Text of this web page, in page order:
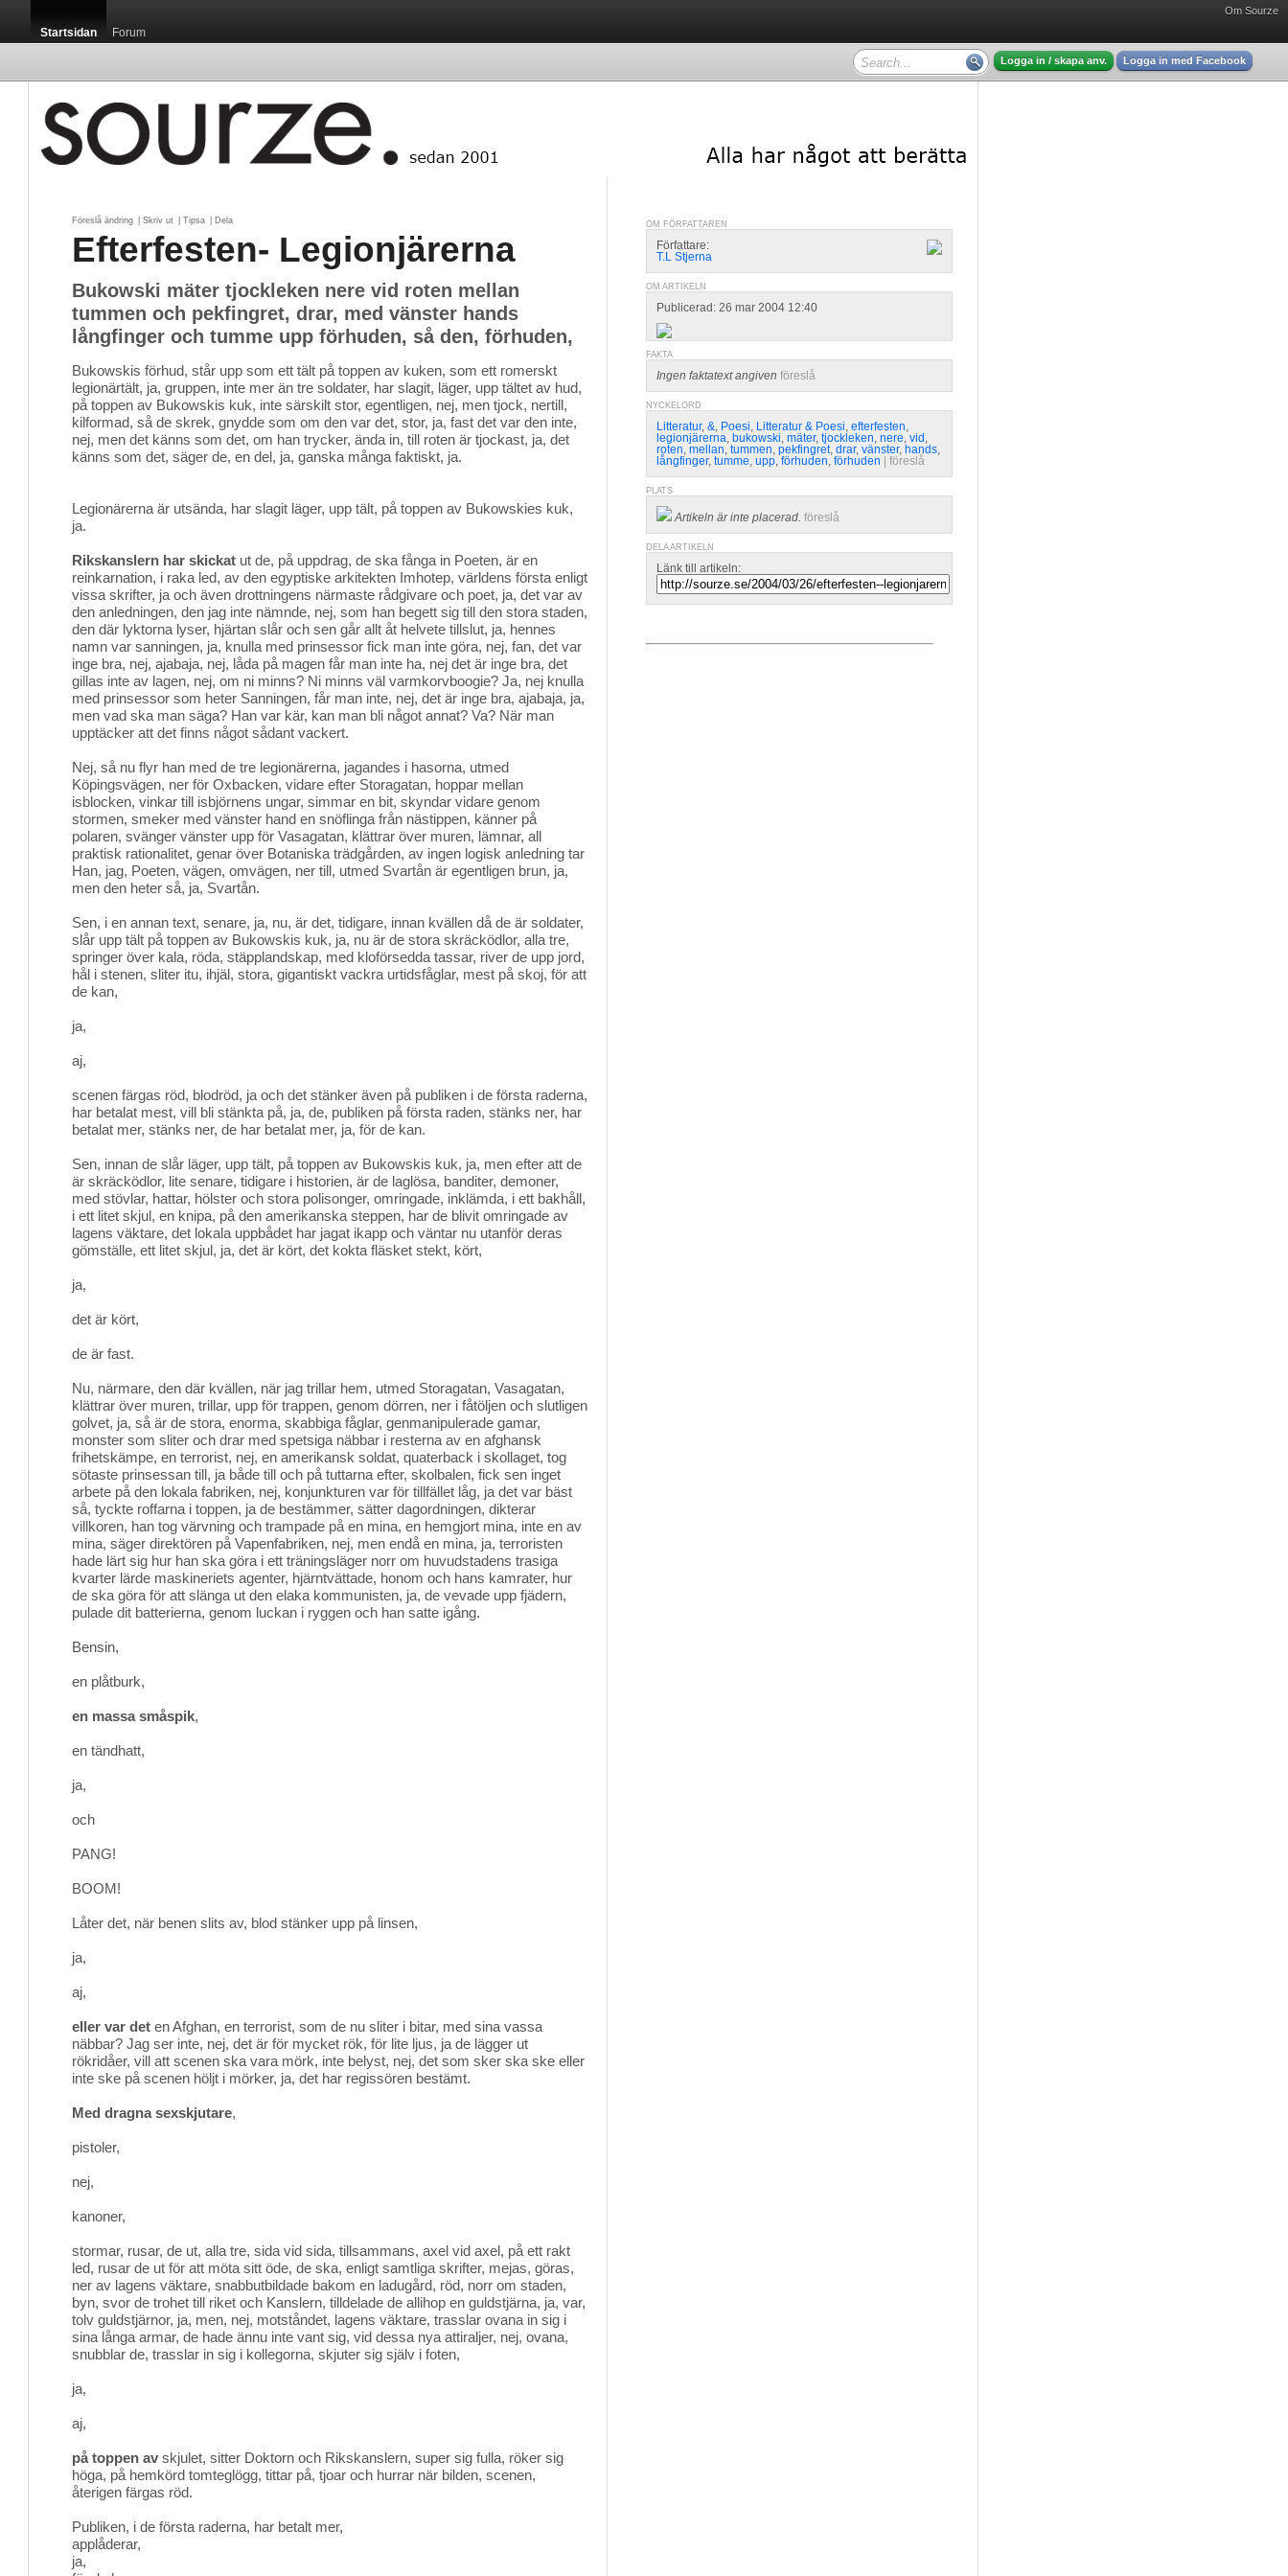
Om Sourze
Startsidan Forum
Logga in / skapa anv. Logga in med Facebook
Föreslå ändring Skriv ut Tipsa Dela
Efterfesten- Legionjärerna
Bukowski mäter tjockleken nere vid roten mellan
tummen och pekfingret, drar, med vänster hands
långfinger och tumme upp förhuden, så den, förhuden,
Bukowskis förhud, står upp som ett tält på toppen av kuken, som ett romerskt
legionärtält, ja, gruppen, inte mer än tre soldater, har slagit, läger, upp tältet av hud,
på toppen av Bukowskis kuk, inte särskilt stor, egentligen, nej, men tjock, nertill,
kilformad, så de skrek, gnydde som om den var det, stor, ja, fast det var den inte,
nej, men det känns som det, om han trycker, ända in, till roten är tjockast, ja, det
känns som det, säger de, en del, ja, ganska många faktiskt, ja.
Legionärerna är utsända, har slagit läger, upp tält, på toppen av Bukowskies kuk,
ja.
Rikskanslern har skickat ut de, på uppdrag, de ska fånga in Poeten, är en
reinkarnation, i raka led, av den egyptiske arkitekten Imhotep, världens första enligt
vissa skrifter, ja och även drottningens närmaste rådgivare och poet, ja, det var av
den anledningen, den jag inte nämnde, nej, som han begett sig till den stora staden,
den där lyktorna lyser, hjärtan slår och sen går allt åt helvete tillslut, ja, hennes
namn var sanningen, ja, knulla med prinsessor fick man inte göra, nej, fan, det var
inge bra, nej, ajabaja, nej, låda på magen får man inte ha, nej det är inge bra, det
gillas inte av lagen, nej, om ni minns? Ni minns väl varmkorvboogie? Ja, nej knulla
med prinsessor som heter Sanningen, får man inte, nej, det är inge bra, ajabaja, ja,
men vad ska man säga? Han var kär, kan man bli något annat? Va? När man
upptäcker att det finns något sådant vackert.
Nej, så nu flyr han med de tre legionärerna, jagandes i hasorna, utmed
Köpingsvägen, ner för Oxbacken, vidare efter Storagatan, hoppar mellan
isblocken, vinkar till isbjörnens ungar, simmar en bit, skyndar vidare genom
stormen, smeker med vänster hand en snöflinga från nästippen, känner på
polaren, svänger vänster upp för Vasagatan, klättrar över muren, lämnar, all
praktisk rationalitet, genar över Botaniska trädgården, av ingen logisk anledning tar
Han, jag, Poeten, vägen, omvägen, ner till, utmed Svartån är egentligen brun, ja,
men den heter så, ja, Svartån.
Sen, i en annan text, senare, ja, nu, är det, tidigare, innan kvällen då de är soldater,
slår upp tält på toppen av Bukowskis kuk, ja, nu är de stora skräcködlor, alla tre,
springer över kala, röda, stäpplandskap, med kloförsedda tassar, river de upp jord,
hål i stenen, sliter itu, ihjäl, stora, gigantiskt vackra urtidsfåglar, mest på skoj, för att
de kan,
ja,
aj,
scenen färgas röd, blodröd, ja och det stänker även på publiken i de första raderna,
har betalat mest, vill bli stänkta på, ja, de, publiken på första raden, stänks ner, har
betalat mer, stänks ner, de har betalat mer, ja, för de kan.
Sen, innan de slår läger, upp tält, på toppen av Bukowskis kuk, ja, men efter att de
är skräcködlor, lite senare, tidigare i historien, är de laglösa, banditer, demoner,
med stövlar, hattar, hölster och stora polisonger, omringade, inklämda, i ett bakhåll,
i ett litet skjul, en knipa, på den amerikanska steppen, har de blivit omringade av
lagens väktare, det lokala uppbådet har jagat ikapp och väntar nu utanför deras
gömställe, ett litet skjul, ja, det är kört, det kokta fläsket stekt, kört,
ja,
det är kört,
de är fast.
Nu, närmare, den där kvällen, när jag trillar hem, utmed Storagatan, Vasagatan,
klättrar över muren, trillar, upp för trappen, genom dörren, ner i fåtöljen och slutligen
golvet, ja, så är de stora, enorma, skabbiga fåglar, genmanipulerade gamar,
monster som sliter och drar med spetsiga näbbar i resterna av en afghansk
frihetskämpe, en terrorist, nej, en amerikansk soldat, quaterback i skollaget, tog
sötaste prinsessan till, ja både till och på tuttarna efter, skolbalen, fick sen inget
arbete på den lokala fabriken, nej, konjunkturen var för tillfället låg, ja det var bäst
så, tyckte roffarna i toppen, ja de bestämmer, sätter dagordningen, dikterar
villkoren, han tog värvning och trampade på en mina, en hemgjort mina, inte en av
mina, säger direktören på Vapenfabriken, nej, men endå en mina, ja, terroristen
hade lärt sig hur han ska göra i ett träningsläger norr om huvudstadens trasiga
kvarter lärde maskineriets agenter, hjärntvättade, honom och hans kamrater, hur
de ska göra för att slänga ut den elaka kommunisten, ja, de vevade upp fjädern,
pulade dit batterierna, genom luckan i ryggen och han satte igång.
Bensin,
en plåtburk,
en massa småspik,
en tändhatt,
ja,
och
PANG!
BOOM!
Låter det, när benen slits av, blod stänker upp på linsen,
ja,
aj,
eller var det en Afghan, en terrorist, som de nu sliter i bitar, med sina vassa
näbbar? Jag ser inte, nej, det är för mycket rök, för lite ljus, ja de lägger ut
rökridåer, vill att scenen ska vara mörk, inte belyst, nej, det som sker ska ske eller
inte ske på scenen höljt i mörker, ja, det har regissören bestämt.
Med dragna sexskjutare,
pistoler,
nej,
kanoner,
stormar, rusar, de ut, alla tre, sida vid sida, tillsammans, axel vid axel, på ett rakt
led, rusar de ut för att möta sitt öde, de ska, enligt samtliga skrifter, mejas, göras,
ner av lagens väktare, snabbutbildade bakom en ladugård, röd, norr om staden,
byn, svor de trohet till riket och Kanslern, tilldelade de allihop en guldstjärna, ja, var,
tolv guldstjärnor, ja, men, nej, motståndet, lagens väktare, trasslar ovana in sig i
sina långa armar, de hade ännu inte vant sig, vid dessa nya attiraljer, nej, ovana,
snubblar de, trasslar in sig i kollegorna, skjuter sig själv i foten,
ja,
aj,
på toppen av skjulet, sitter Doktorn och Rikskanslern, super sig fulla, röker sig
höga, på hemkörd tomteglögg, tittar på, tjoar och hurrar när bilden, scenen,
återigen färgas röd.
Publiken, i de första raderna, har betalt mer,
applåderar,
ja,
OM FÖRFATTAREN
Författare:
T.L Stjerna
OM ARTIKELN
Publicerad: 26 mar 2004 12:40
FAKTA
Ingen faktatext angiven föreslå
NYCKELORD
Litteratur, &, Poesi, Litteratur & Poesi, efterfesten,
legionjärerna, bukowski, mäter, tjockleken, nere, vid ,
roten, mellan, tummen, pekfingret, drar, vänster, hands,
långfinger, tumme, upp, förhuden, förhuden föreslå
PLATS
Artikeln är inte placerad. föreslå
DELA ARTIKELN
Länk till artikeln: